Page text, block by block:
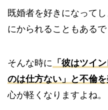
既婚者を好きになって
にかられることもあるで
そんな時に 「彼はツイ
のは仕方ない」と不倫
心が軽くなりますよね。